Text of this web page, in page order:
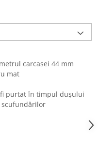
carcasei 44 mm
mat
fi purtat în timpul dușului